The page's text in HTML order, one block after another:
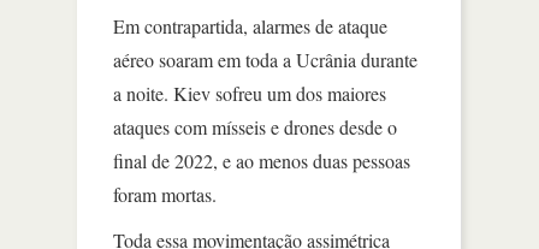
Em contrapartida, alarmes de ataque
aéreo soaram em toda a Ucrânia durante
a noite. Kiev sofreu um dos maiores
ataques com mísseis e drones desde o
final de 2022, e ao menos duas pessoas
foram mortas.
Toda essa movimentação assimétrica